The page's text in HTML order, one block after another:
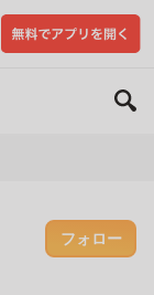
フォロー